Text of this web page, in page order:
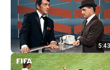
5:43